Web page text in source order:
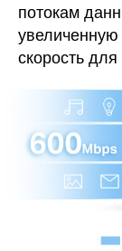
потокам
увеличенную
скорость